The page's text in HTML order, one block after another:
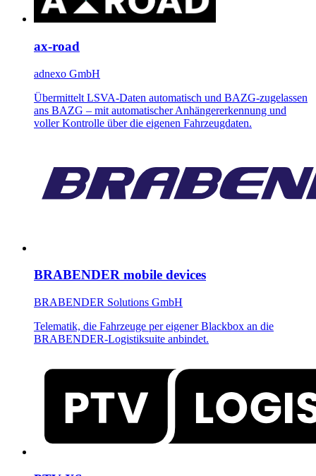
ax-road
adnexo GmbH
Übermittelt LSVA-Daten automatisch und BAZG-zugelassen
ans BAZG – mit automatischer Anhängererkennung und
voller Kontrolle über die eigenen Fahrzeugdaten.
BRABENDER mobile devices
BRABENDER Solutions GmbH
Telematik, die Fahrzeuge per eigener Blackbox an die
BRABENDER-Logistiksuite anbindet.